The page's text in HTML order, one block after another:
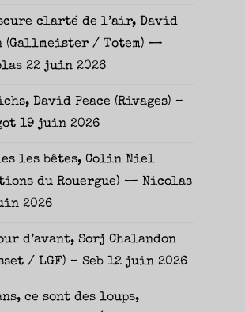
clarté de l’air, David
(Gallmeister / Totem) —
22 juin 2026
David Peace (Rivages) –
19 juin 2026
les bêtes, Colin Niel
du Rouergue) — Nicolas
2026
d’avant, Sorj Chalandon
/ LGF) – Seb 12 juin 2026
ce sont des loups,